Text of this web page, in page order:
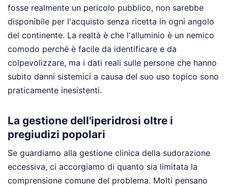
fosse realmente un pericolo pubblico, non sarebbe
disponibile per l'acquisto senza ricetta in ogni angolo
del continente. La realtà è che l'alluminio è un nemico
comodo perché è facile da identificare e da
colpevolizzare, ma i dati reali sulle persone che hanno
subito danni sistemici a causa del suo uso topico sono
praticamente inesistenti.
La gestione dell'iperidrosi oltre i
pregiudizi popolari
Se guardiamo alla gestione clinica della sudorazione
eccessiva, ci accorgiamo di quanto sia limitata la
comprensione comune del problema. Molti pensano